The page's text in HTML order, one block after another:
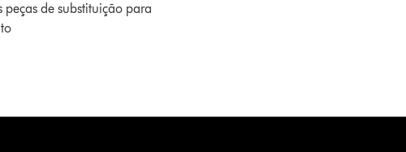
peças de substituição para